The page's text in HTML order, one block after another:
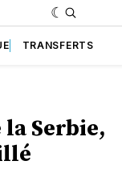
TRANSFERTS
Serbie,